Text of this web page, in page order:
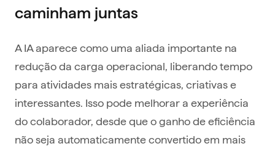
caminham juntas
A IA aparece como uma aliada importante na
redução da carga operacional, liberando tempo
para atividades mais estratégicas, criativas e
interessantes. Isso pode melhorar a experiência
do colaborador, desde que o ganho de eficiência
não seja automaticamente convertido em mais